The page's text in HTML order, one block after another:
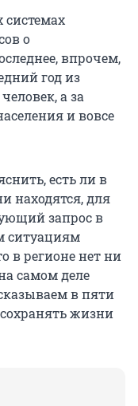
системах
о
впрочем,
год из
а за
и вовсе
есть ли в
находятся, для
запрос в
ситуациям
в регионе нет ни
самом деле
в пяти
жизни